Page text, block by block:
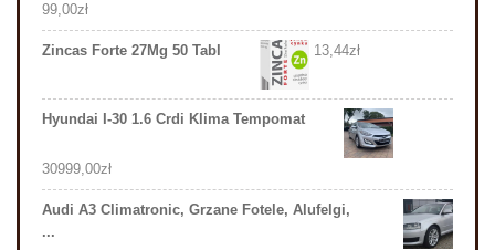
99,00zł
Zincas Forte 27Mg 50 Tabl 13,44zł
Hyundai I-30 1.6 Crdi Klima Tempomat
30999,00zł
Audi A3 Climatronic, Grzane Fotele, Alufelgi,
...